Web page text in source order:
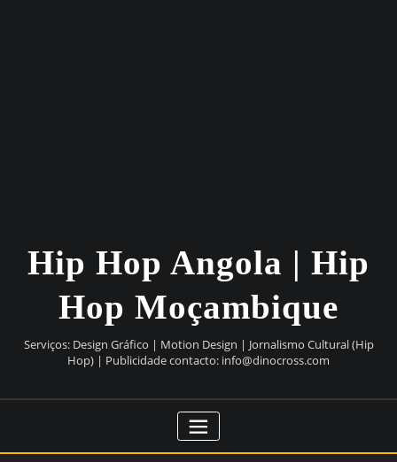
Hip Hop Angola | Hip
Hop Moçambique
Serviços: Design Gráfico | Motion Design | Jornalismo Cultural (Hip
Hop) | Publicidade contacto: info@dinocross.com